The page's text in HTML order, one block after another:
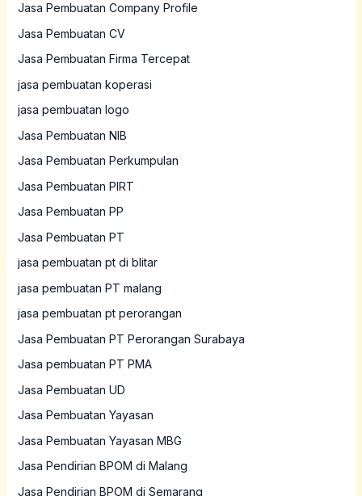
Jasa Pembuatan Company Profile
Jasa Pembuatan CV
Jasa Pembuatan Firma Tercepat
jasa pembuatan koperasi
jasa pembuatan logo
Jasa Pembuatan NIB
Jasa Pembuatan Perkumpulan
Jasa Pembuatan PIRT
Jasa Pembuatan PP
Jasa Pembuatan PT
jasa pembuatan pt di blitar
jasa pembuatan PT malang
jasa pembuatan pt perorangan
Jasa Pembuatan PT Perorangan Surabaya
Jasa pembuatan PT PMA
Jasa Pembuatan UD
Jasa Pembuatan Yayasan
Jasa Pembuatan Yayasan MBG
Jasa Pendirian BPOM di Malang
Jasa Pendirian BPOM di Semarang